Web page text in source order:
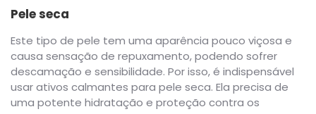
Pele seca
Este tipo de pele tem uma aparência pouco viçosa e
causa sensação de repuxamento, podendo sofrer
descamação e sensibilidade. Por isso, é indispensável
usar ativos calmantes para pele seca. Ela precisa de
uma potente hidratação e proteção contra os